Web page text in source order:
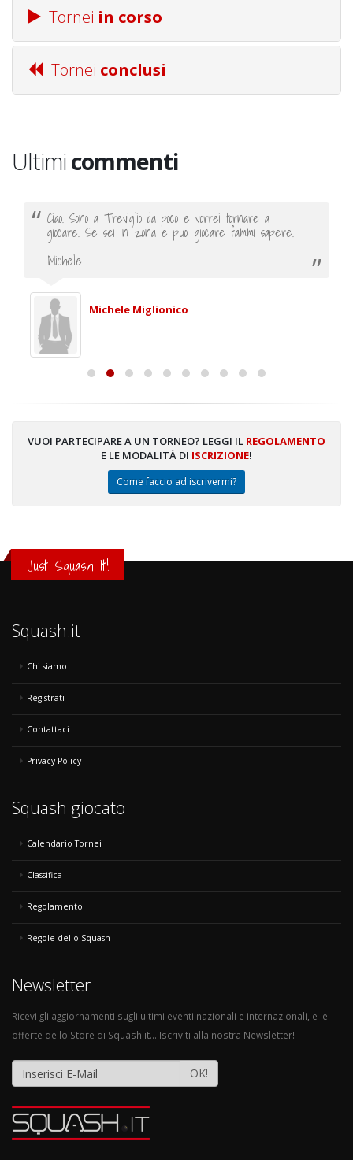
Tornei in corso
Tornei conclusi
Ultimicommenti
Ciao. Sono a Treviglio da poco e vorrei tornare a
giocare. Se sei in zona e puoi giocare fammi sapere.
Michele
Michele Miglionico
VUOI PARTECIPARE A UN TORNEO? LEGGI IL REGOLAMENTO
E LE MODALITÀ DI ISCRIZIONE!
Come faccio ad iscrivermi?
Just Squash It!
Squash.it
Chi siamo
Registrati
Contattaci
Privacy Policy
Squash giocato
Calendario Tornei
Classifica
Regolamento
Regole dello Squash
Newsletter
Ricevi gli aggiornamenti sugli ultimi eventi nazionali e internazionali, e le
offerte dello Store di Squash.it... Iscriviti alla nostra Newsletter!
OK!